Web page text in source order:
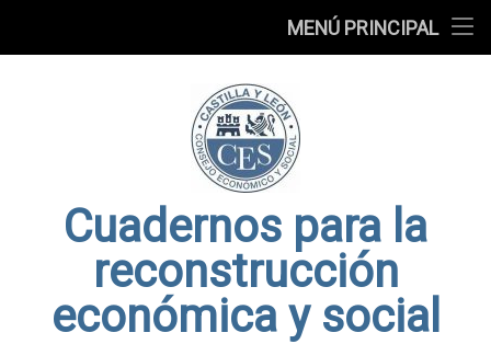
MENÚ PRINCIPAL
Cuadernos para la
reconstrucción
económica y social